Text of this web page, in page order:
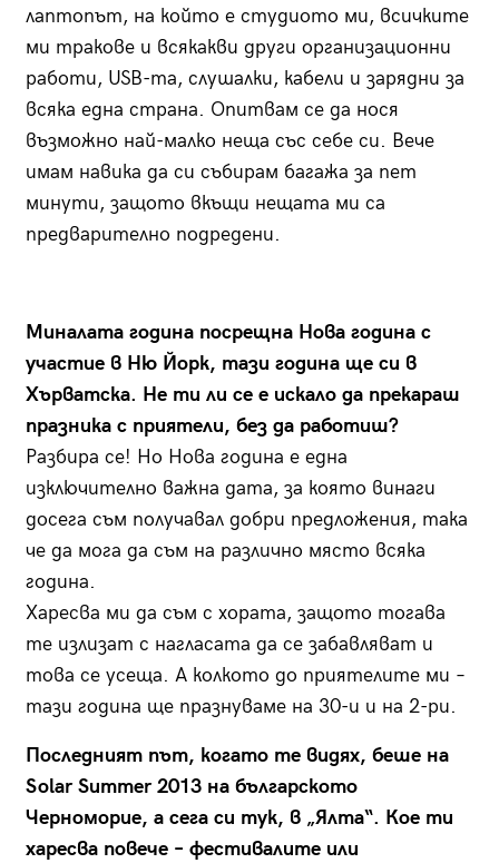
лаптопът, на който е студиото ми, всичките
ми тракове и всякакви други организационни
работи, USB-та, слушалки, кабели и зарядни за
всяка една страна. Опитвам се да нося
възможно най-малко неща със себе си. Вече
имам навика да си събирам багажа за пет
минути, защото вкъщи нещата ми са
предварително подредени.
Миналата година посрещна Нова година с
участие в Ню Йорк, тази година ще си в
Хърватска. Не ти ли се е искало да прекараш
празника с приятели, без да работиш?
Разбира се! Но Нова година е една
изключително важна дата, за която винаги
досега съм получавал добри предложения, така
че да мога да съм на различно място всяка
година.
Харесва ми да съм с хората, защото тогава
те излизат с нагласата да се забавляват и
това се усеща. А колкото до приятелите ми –
тази година ще празнуваме на 30-и и на 2-ри.
Последният път, когато те видях, беше на
Solar Summer 2013 на българското
Черноморие, а сега си тук, в „Ялта“. Кое ти
харесва повече – фестивалите или